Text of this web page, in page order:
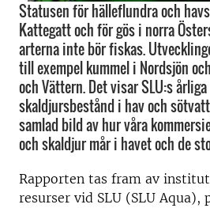
Statusen för hälleflundra och
Kattegatt och för gös i norra
arterna inte bör fiskas.
till exempel kummel i Nordsjön
och Vättern. Det visar SLU:s
skaldjursbestånd i hav och
samlad bild av hur våra
och skaldjur mår i havet och de
Rapporten tas fram av
resurser vid SLU (SLU Aqua),